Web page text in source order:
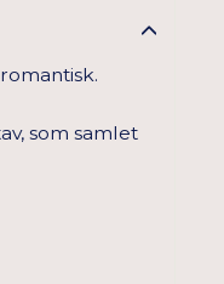
som samlet